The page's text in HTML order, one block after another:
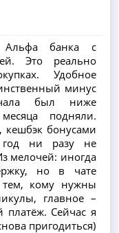
Альфа банка с
Это реально
Удобное
минус
был ниже
подняли.
бонусами
год ни разу не
мелочей: иногда
но в чате
тем, кому нужны
главное –
Сейчас я
пригодиться)